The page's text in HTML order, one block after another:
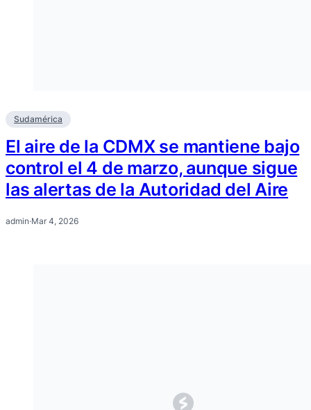
Sudamérica
El aire de la CDMX se mantiene bajo
control el 4 de marzo, aunque sigue
las alertas de la Autoridad del Aire
admin·Mar 4, 2026